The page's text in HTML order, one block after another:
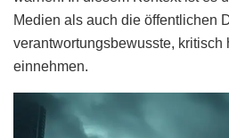
Medien als auch die öffentlichen
verantwortungsbewusste, kritisch
einnehmen.